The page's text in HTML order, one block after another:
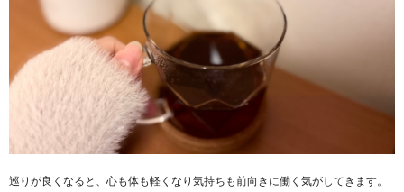
巡りが良くなると、心も体も軽くなり気持ちも前向きに働く気がしてきます。